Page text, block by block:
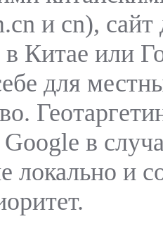
и cn),
Китае или
для
в
локально и